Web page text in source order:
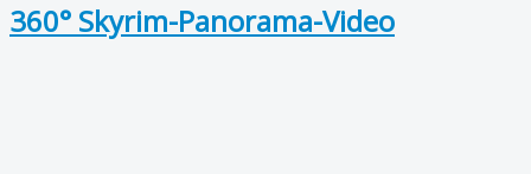
360° Skyrim-Panorama-Video